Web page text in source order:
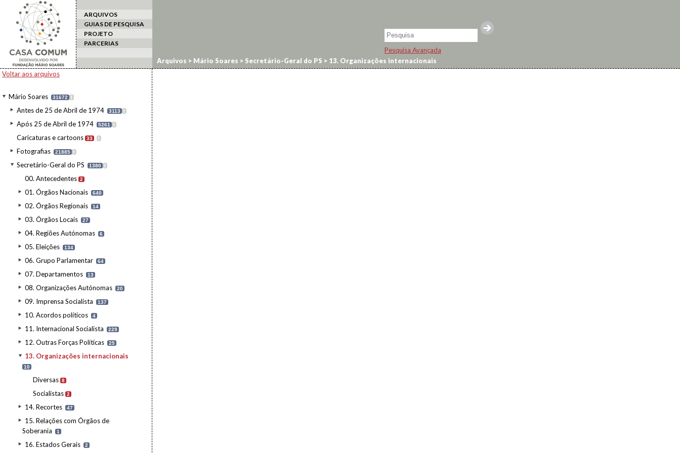
ARQUIVOS
GUIAS DE PESQUISA
PROJETO
PARCERIAS
Pesquisa Avançada
Voltar aos arquivos
Mário Soares 31672 I
Antes de 25 de Abril de 1974 3113 I
Após 25 de Abril de 1974 5261 I
Caricaturas e cartoons 33 I
Fotografias 21885 I
Secretário-Geral do PS 1380 I
00. Antecedentes 2
01. Órgãos Nacionais 640
02. Órgãos Regionais 14
03. Órgãos Locais 27
04. Regiões Autónomas 6
05. Eleições 134
06. Grupo Parlamentar 64
07. Departamentos 13
08. Organizações Autónomas 20
09. Imprensa Socialista 137
10. Acordos políticos 4
11. Internacional Socialista 229
12. Outras Forças Políticas 25
13. Organizações internacionais
10
Diversas 8
Socialistas 2
14. Recortes 47
15. Relações com Órgãos de
Soberania
1
16. Estados Gerais 2
Arquivos > Mário Soares > Secretário-Geral do PS > 13. Organizações internacionais